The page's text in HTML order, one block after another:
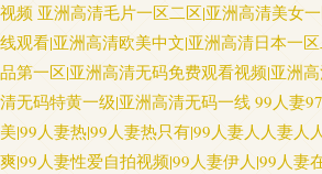
视频 亚洲高清毛片一区二区|亚洲高清美女
线观看|亚洲高清欧美中文|亚洲高清日本一
品第一区|亚洲高清无码免费观看视频|亚洲
清无码特黄一级|亚洲高清无码一线 99人妻
美|99人妻热|99人妻热只有|99人妻人人妻人
爽|99人妻性爱自拍视频|99人妻伊人|99人妻